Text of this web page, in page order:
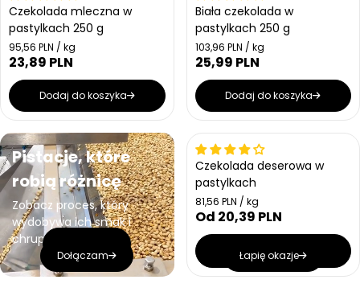
Czekolada mleczna w
pastylkach 250 g
C
e
a
j
e
d
n
o
s
t
o
w
a
95,56 PLN / kg
C
n
a
r
e
g
u
l
a
r
n
a
23,89 PLN
Dodaj do koszyka
Biała czekolada w
pastylkach 250 g
C
e
a
j
e
d
n
o
s
k
o
w
103,96 PLN / kg
C
n
a
r
e
g
u
l
a
r
a
25,99 PLN
Dodaj do koszyka
Pistacje, które
robią różnicę
Zobacz proces, który
wydobywa ich smak i
chrupkość!
Czekolada deserowa w
pastylkach
C
e
a
j
e
d
81,56 PLN / kg
C
n
a
r
Od 20,39 PLN
Wybierz opcje
Dołączam Łapię okazje